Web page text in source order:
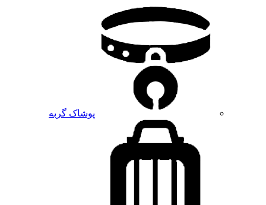
پوشاک گربه